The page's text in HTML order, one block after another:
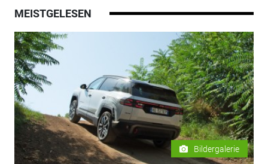
MEISTGELESEN
Bildergalerie